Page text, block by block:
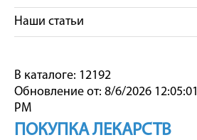
Наши статьи
В каталоге: 12192
Обновление от: 8/6/2026 12:05:01
PM
ПОКУПКА ЛЕКАРСТВ